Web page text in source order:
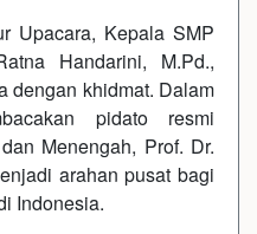
Upacara, Kepala SMP
Handarini, M.Pd.,
dengan khidmat. Dalam
pidato resmi
Menengah, Prof. Dr.
arahan pusat bagi
Indonesia.